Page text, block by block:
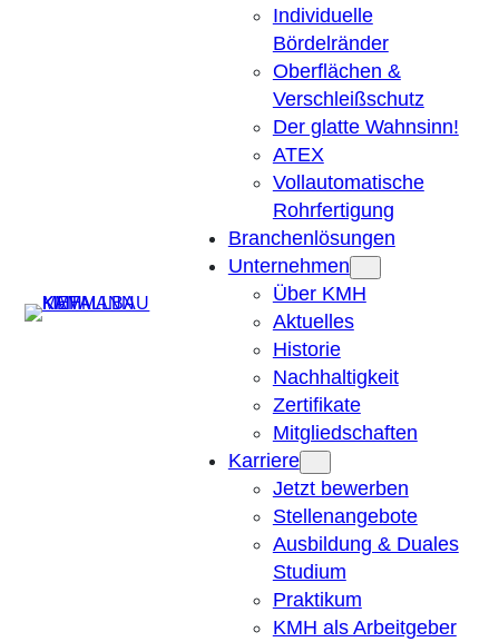
Individuelle
Bördelränder
Oberflächen &
Verschleißschutz
Der glatte Wahnsinn!
ATEX
Vollautomatische
Rohrfertigung
Branchenlösungen
Unternehmen
Über KMH
Aktuelles
Historie
Nachhaltigkeit
Zertifikate
Mitgliedschaften
Karriere
Jetzt bewerben
Stellenangebote
Ausbildung & Duales
Studium
Praktikum
KMH als Arbeitgeber